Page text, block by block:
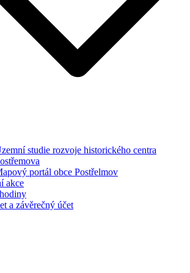
studie rozvoje historického centra
portál obce Postřelmov
akce
a závěrečný účet